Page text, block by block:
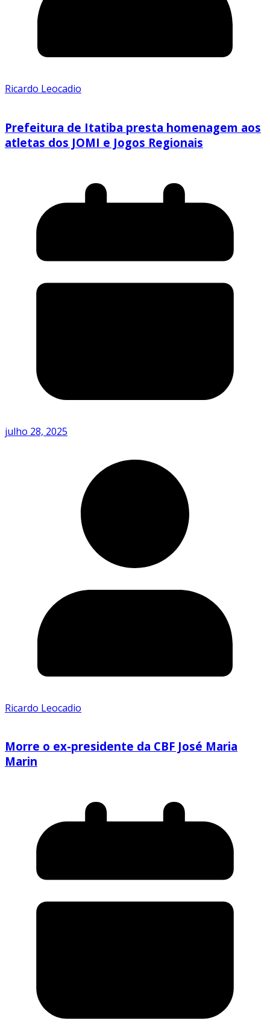
Ricardo Leocadio
Prefeitura de Itatiba presta homenagem aos
atletas dos JOMI e Jogos Regionais
julho 28, 2025
Ricardo Leocadio
Morre o ex-presidente da CBF José Maria
Marin